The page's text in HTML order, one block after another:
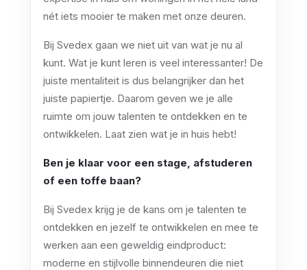
nét iets mooier te maken met onze deuren.
Bij Svedex gaan we niet uit van wat je nu al
kunt. Wat je kunt leren is veel interessanter! De
juiste mentaliteit is dus belangrijker dan het
juiste papiertje. Daarom geven we je alle
ruimte om jouw talenten te ontdekken en te
ontwikkelen. Laat zien wat je in huis hebt!
Ben je klaar voor een stage, afstuderen
of een toffe baan?
Bij Svedex krijg je de kans om je talenten te
ontdekken en jezelf te ontwikkelen en mee te
werken aan een geweldig eindproduct:
moderne en stijlvolle binnendeuren die niet